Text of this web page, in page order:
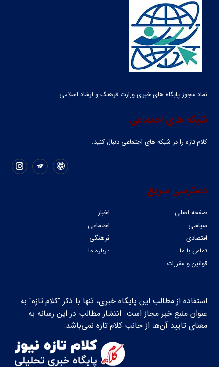
نماد مجوز پایگاه های خبری وزارت فرهنگ و ارشاد اسلامی
شبکه های اجتماعی
کلام تازه را در شبکه ‌های اجتماعی دنبال کنید.
دسترسی سریع
صفحه اصلی
اخبار
سیاسی
اجتماعی
اقتصادی
فرهنگی
تماس با ما
درباره ما
قوانین و مقررات
استفاده از مطالب این پایگاه خبری، تنها با ذکر "کلام تازه" به
عنوان منبع خبر مجاز است. انتشار مطالب در این رسانه به
معنای تایید آن‌ها از جانب کلام تازه نمی‌باشد.